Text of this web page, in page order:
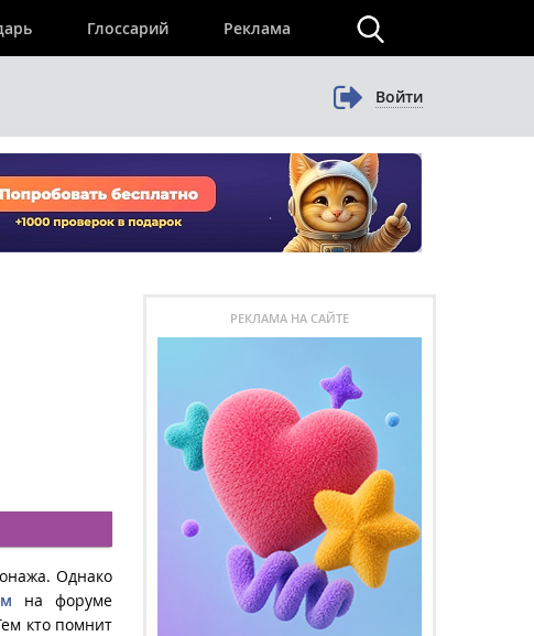
Глоссарий Реклама
Войти
Однако
на форуме
кто помнит
РЕКЛАМА НА САЙТЕ